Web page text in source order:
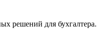
решений для бухгалтера.